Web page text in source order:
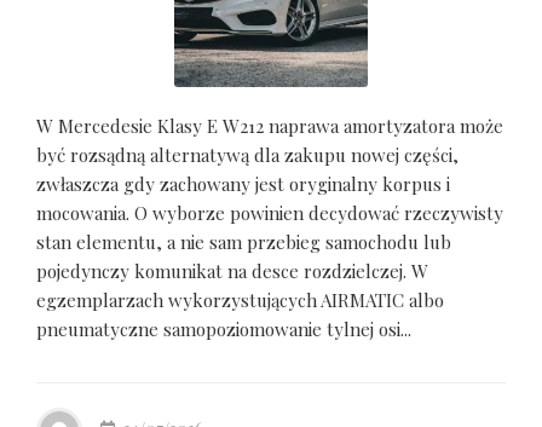
W Mercedesie Klasy E W212 naprawa amortyzatora może
być rozsądną alternatywą dla zakupu nowej części,
zwłaszcza gdy zachowany jest oryginalny korpus i
mocowania. O wyborze powinien decydować rzeczywisty
stan elementu, a nie sam przebieg samochodu lub
pojedynczy komunikat na desce rozdzielczej. W
egzemplarzach wykorzystujących AIRMATIC albo
pneumatyczne samopoziomowanie tylnej osi...